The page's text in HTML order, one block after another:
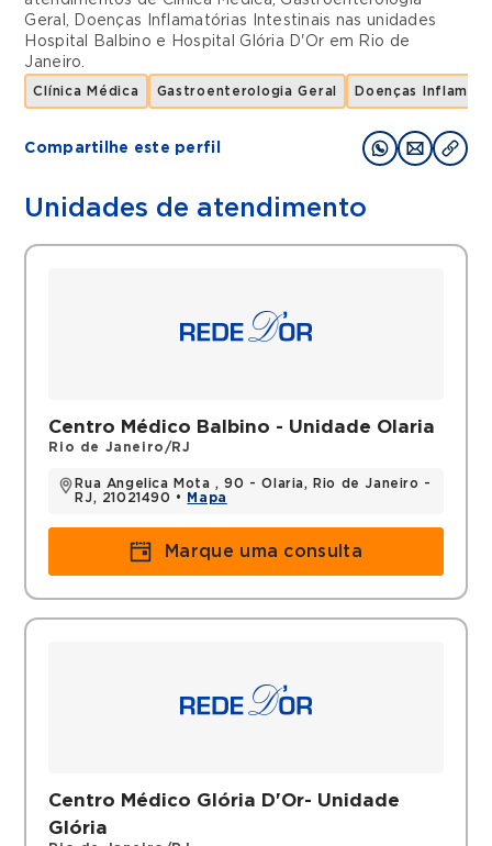
Geral , Doenças Inflamatórias Intestinais nas unidades
Hospital Balbino e Hospital Glória D'Or em Rio de
Janeiro.
Clínica Médica Gastroenterologia Geral Doenças
Compartilhe este perfil
Unidades de atendimento
Centro Médico Balbino - Unidade Olaria
Rio de Janeiro/RJ
Rua Angelica Mota , 90 - Olaria, Rio de Janeiro -
RJ, 21021490 •
Mapa
Marque uma consulta
Centro Médico Glória D'Or- Unidade
Glória